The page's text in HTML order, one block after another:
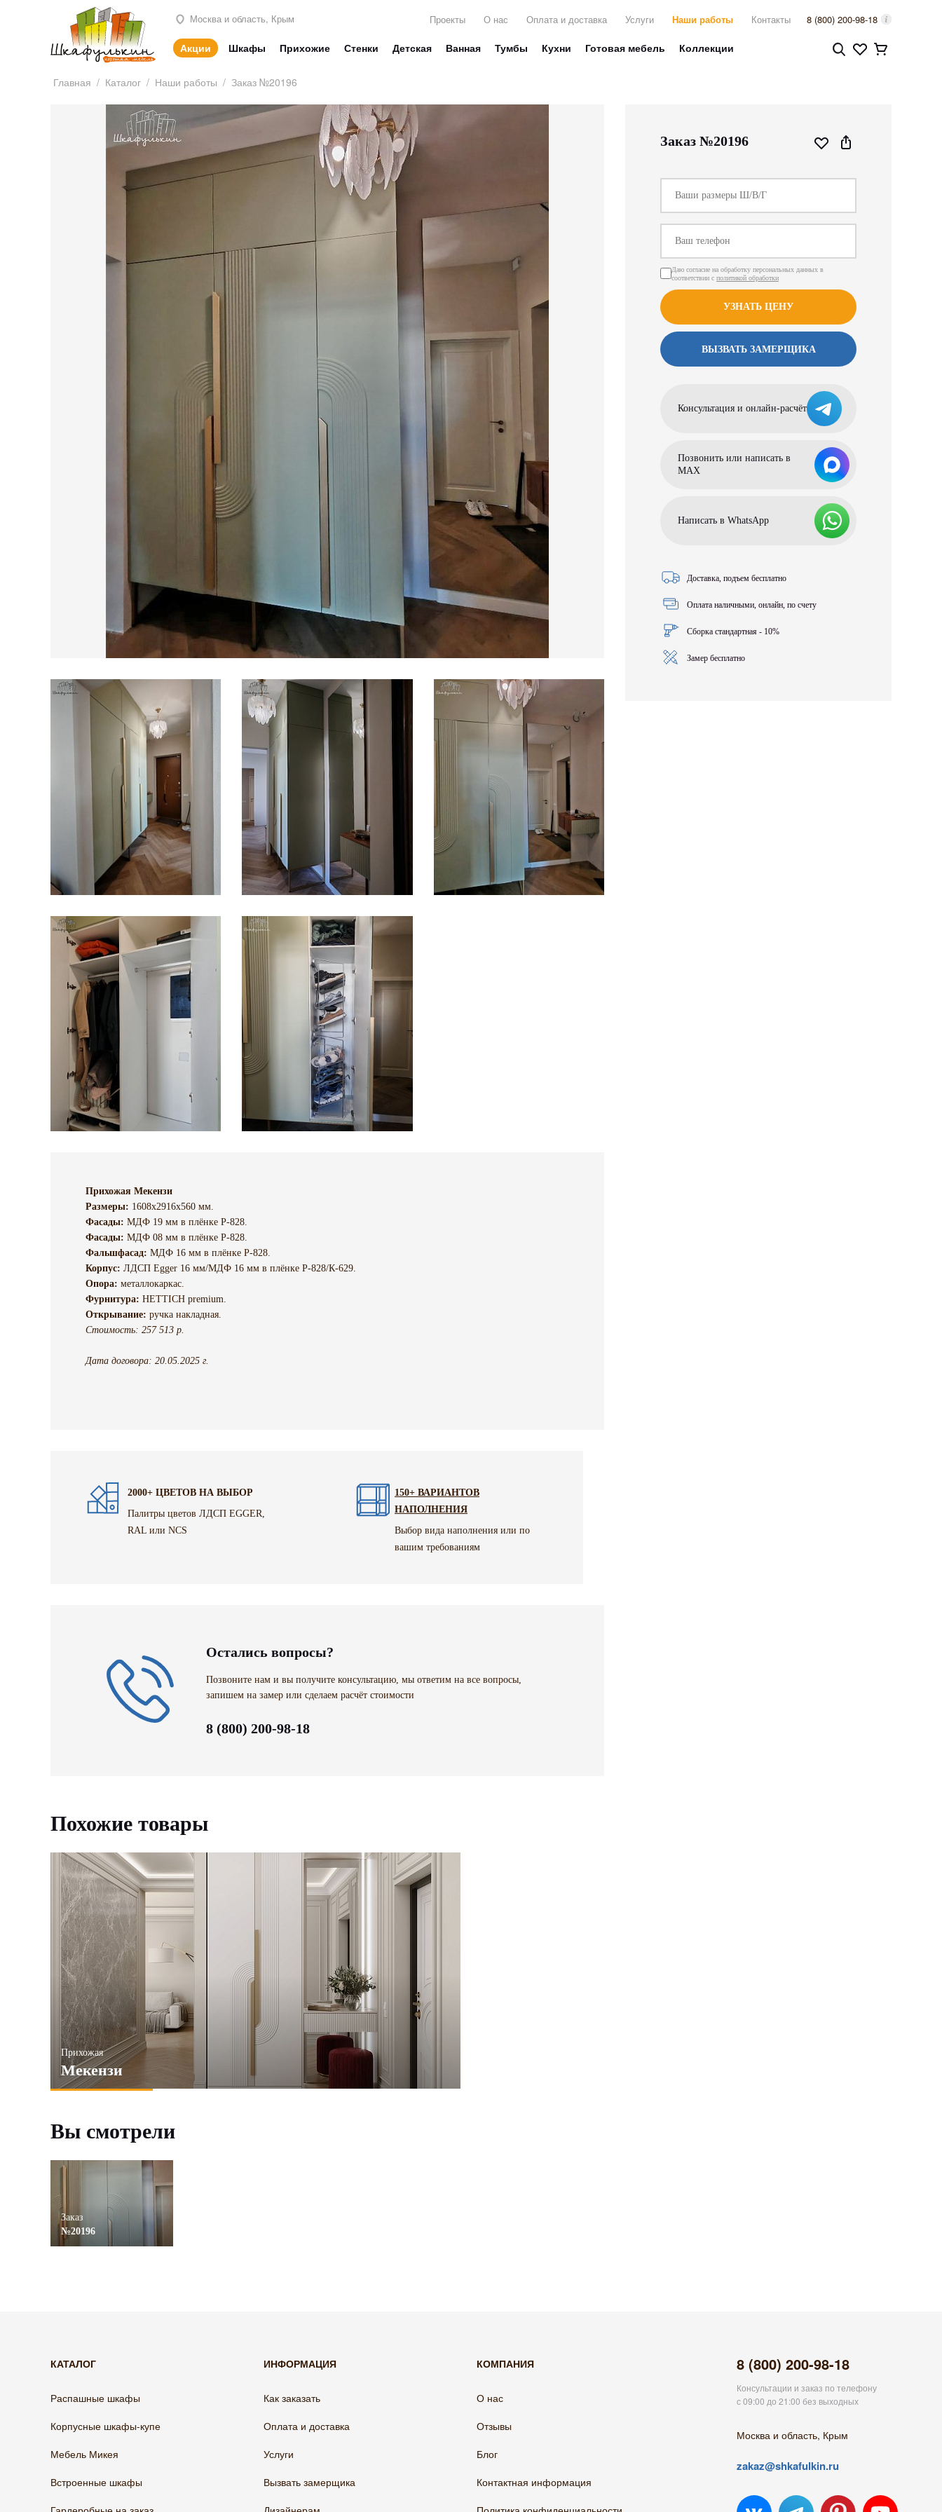
Москва и область, Крым Проекты О нас Оплата и доставка Услуги Наши работы Контакты 8 (800) 200-98-18
Акции Шкафы Прихожие Стенки Детская Ванная Тумбы Кухни Готовая мебель Коллекции
Главная / Каталог / Наши работы / Заказ №20196
Прихожая Мекензи
Размеры: 1608х2916х560 мм.
Фасады: МДФ 19 мм в плёнке P-828.
Фасады: МДФ 08 мм в плёнке P-828.
Фальшфасад: МДФ 16 мм в плёнке P-828.
Корпус: ЛДСП Egger 16 мм/МДФ 16 мм в плёнке Р-828/К-629.
Опора: металлокаркас.
Фурнитура: HETTICH premium.
Открывание: ручка накладная.
Стоимость: 257 513 р.
Дата договора: 20.05.2025 г.
2000+ ЦВЕТОВ НА ВЫБОР
Палитры цветов ЛДСП EGGER,
RAL или NCS
150+ ВАРИАНТОВ
НАПОЛНЕНИЯ
Выбор вида наполнения или по
вашим требованиям
Остались вопросы?
Позвоните нам и вы получите консультацию, мы ответим на все вопросы,
запишем на замер или сделаем расчёт стоимости
8 (800) 200-98-18
Заказ №20196
Даю согласие на обработку персональных данных в
соответствии с политикой обработки
УЗНАТЬ ЦЕНУ
ВЫЗВАТЬ ЗАМЕРЩИКА
Консультация и онлайн-расчёт
Позвонить или написать в
МАХ
Написать в WhatsApp
Доставка, подъем бесплатно
Оплата наличными, онлайн, по счету
Сборка стандартная - 10%
Замер бесплатно
Похожие товары
Прихожая
Мекензи
Вы смотрели
Заказ
№20196
КАТАЛОГ
Распашные шкафы
Корпусные шкафы-купе
Мебель Микея
Встроенные шкафы
ИНФОРМАЦИЯ
Как заказать
Оплата и доставка
Услуги
Вызвать замерщика
КОМПАНИЯ
О нас
Отзывы
Блог
Контактная информация
8 (800) 200-98-18
Консультации и заказ по телефону
с 09:00 до 21:00 без выходных
Москва и область, Крым
zakaz@shkafulkin.ru